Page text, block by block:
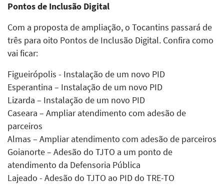
Pontos de Inclusão Digital
Com a proposta de ampliação, o Tocantins passará de
três para oito Pontos de Inclusão Digital. Confira como
vai ficar:
Figueirópolis - Instalação de um novo PID
Esperantina – Instalação de um novo PID
Lizarda – Instalação de um novo PID
Caseara – Ampliar atendimento com adesão de
parceiros
Almas – Ampliar atendimento com adesão de parceiros
Goianorte – Adesão do TJTO a um ponto de
atendimento da Defensoria Pública
Lajeado - Adesão do TJTO ao PID do TRE-TO